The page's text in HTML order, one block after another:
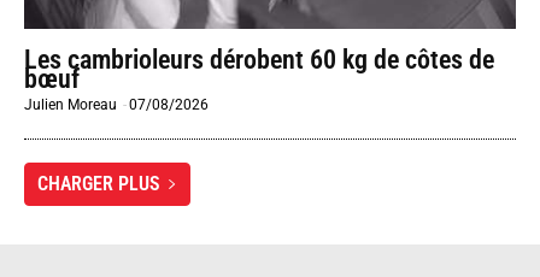
Les cambrioleurs dérobent 60 kg de côtes de
bœuf
Julien Moreau -07/08/2026
CHARGER PLUS